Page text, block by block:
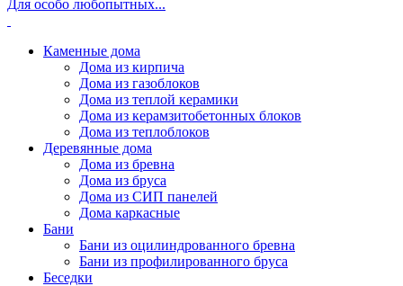
Для особо любопытных...
Каменные дома
Дома из кирпича
Дома из газоблоков
Дома из теплой керамики
Дома из керамзитобетонных блоков
Дома из теплоблоков
Деревянные дома
Дома из бревна
Дома из бруса
Дома из СИП панелей
Дома каркасные
Бани
Бани из оцилиндрованного бревна
Бани из профилированного бруса
Беседки